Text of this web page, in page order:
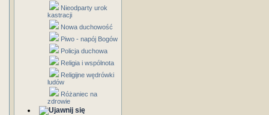
Nieodparty urok
kastracji
Nowa duchowość
Piwo - napój Bogów
Policja duchowa
Religia i wspólnota
Religijne wędrówki
ludów
Różaniec na
zdrowie